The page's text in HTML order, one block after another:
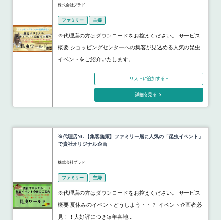
株式会社プラド
ファミリー 主婦
※代理店の方はダウンロードをお控えください。 サービス
概要 ショッピングセンターへの集客が見込める人気の昆虫
イベントをご紹介いたします。...
リストに追加する +
詳細を見る
※代理店NG【集客施策】ファミリー層に人気の「昆虫イベント」
で貴社オリジナル企画
株式会社プラド
ファミリー 主婦
※代理店の方はダウンロードをお控えください。 サービス
概要 夏休みのイベントどうしよう・・？ イベント企画者必
見！！大好評につき毎年各地...